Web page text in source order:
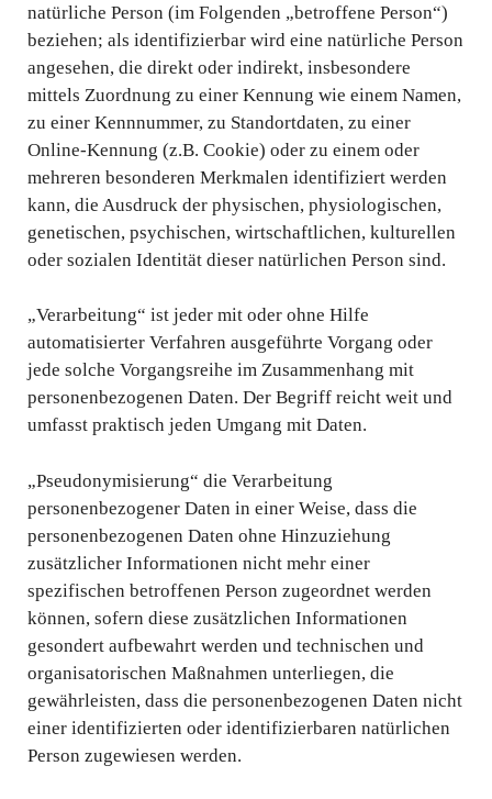
natürliche Person (im Folgenden „betroffene Person“)
beziehen; als identifizierbar wird eine natürliche Person
angesehen, die direkt oder indirekt, insbesondere
mittels Zuordnung zu einer Kennung wie einem Namen,
zu einer Kennnummer, zu Standortdaten, zu einer
Online-Kennung (z.B. Cookie) oder zu einem oder
mehreren besonderen Merkmalen identifiziert werden
kann, die Ausdruck der physischen, physiologischen,
genetischen, psychischen, wirtschaftlichen, kulturellen
oder sozialen Identität dieser natürlichen Person sind.
„Verarbeitung“ ist jeder mit oder ohne Hilfe
automatisierter Verfahren ausgeführte Vorgang oder
jede solche Vorgangsreihe im Zusammenhang mit
personenbezogenen Daten. Der Begriff reicht weit und
umfasst praktisch jeden Umgang mit Daten.
„Pseudonymisierung“ die Verarbeitung
personenbezogener Daten in einer Weise, dass die
personenbezogenen Daten ohne Hinzuziehung
zusätzlicher Informationen nicht mehr einer
spezifischen betroffenen Person zugeordnet werden
können, sofern diese zusätzlichen Informationen
gesondert aufbewahrt werden und technischen und
organisatorischen Maßnahmen unterliegen, die
gewährleisten, dass die personenbezogenen Daten nicht
einer identifizierten oder identifizierbaren natürlichen
Person zugewiesen werden.